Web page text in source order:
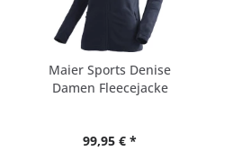
Maier Sports Denise
Damen Fleecejacke
99,95 € *